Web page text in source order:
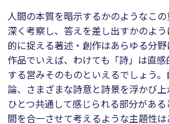
人間の本質を暗示するかのようなこ
深く考察し、答えを差し出すかのよ
的に捉える著述・創作はあらゆる分
作品でいえば、わけても「詩」は直
する営みそのものといえるでしょう
論、さまざまな詩意と詩景を浮かび上
ひとつ共通して感じられる部分があ
間を合一させて考えるような主題性